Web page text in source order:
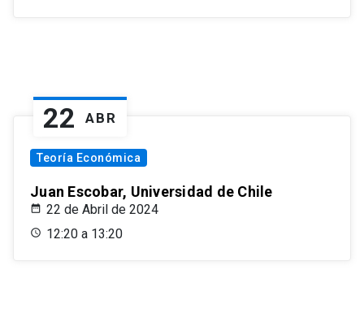
22 ABR
Teoría Económica
Juan Escobar, Universidad de Chile
22 de Abril de 2024
12:20 a 13:20